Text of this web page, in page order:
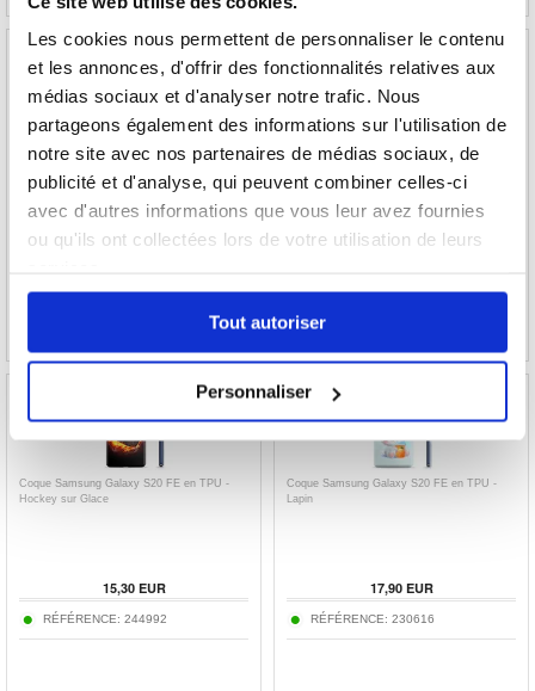
Les cookies nous permettent de personnaliser le contenu
et les annonces, d'offrir des fonctionnalités relatives aux
médias sociaux et d'analyser notre trafic. Nous
partageons également des informations sur l'utilisation de
notre site avec nos partenaires de médias sociaux, de
publicité et d'analyse, qui peuvent combiner celles-ci
avec d'autres informations que vous leur avez fournies
ou qu'ils ont collectées lors de votre utilisation de leurs
Tout autoriser
Personnaliser
Coque Samsung Galaxy S20 FE en TPU -
Foudre
15,30EUR
Galaxie
17,90EUR
Coque Samsung Galaxy S20 FE en TPU -
Hockey sur Glace
15,30EUR
RÉFÉRENCE: 244992
Coque Samsung Galaxy S20 FE en TPU -
Lapin
17,90EUR
RÉFÉRENCE: 230616